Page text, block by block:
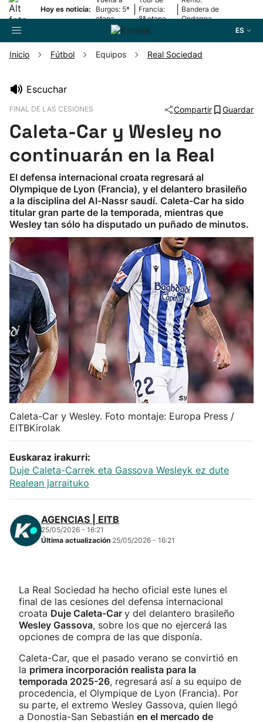
Hoy es noticia:
Burgos: 5ª
etapa
Francia:
8ª etapa
Bandera de
Ondarroa
ES
Pelota
Remo
Baloncesto
Ciclismo
Herri-kirolak
Balonmano
Kirolak 360
Atletismo
Carreras de montaña
Más deportes
"Helmuga"
Inicio Fútbol Equipos Real Sociedad
Escuchar
FINAL DE LAS CESIONES Compartir Guardar
Caleta-Car y Wesley no
continuarán en la Real
El defensa internacional croata regresará al
Olympique de Lyon (Francia), y el delantero brasileño
a la disciplina del Al-Nassr saudí. Caleta-Car ha sido
titular gran parte de la temporada, mientras que
Wesley tan sólo ha disputado un puñado de minutos.
Caleta-Car y Wesley. Foto montaje: Europa Press /
EITBKirolak
Euskaraz irakurri:
Duje Caleta-Carrek eta Gassova Wesleyk ez dute
Realean jarraituko
AGENCIAS | EITB
25/05/2026 - 16:21
Última actualización 25/05/2026 - 16:21
La Real Sociedad ha hecho oficial este lunes el
final de las cesiones del defensa internacional
croata Duje Caleta-Car y del delantero brasileño
Wesley Gassova, sobre los que no ejercerá las
opciones de compra de las que disponía.
Caleta-Car, que el pasado verano se convirtió en
la primera incorporación realista para la
temporada 2025-26, regresará así a su equipo de
procedencia, el Olympique de Lyon (Francia). Por
su parte, el extremo Wesley Gassova, quien llegó
a Donostia-San Sebastián en el mercado de